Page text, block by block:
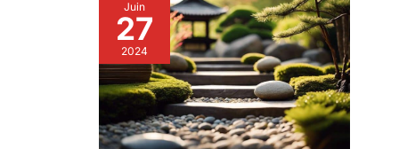
Juin
27
2024